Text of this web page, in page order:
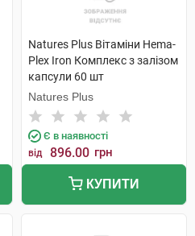
Natures Plus Вітаміни Hema-
Plex Iron Комплекс з залізом
капсули 60 шт
Natures Plus
Є в наявності
від 896.00 грн
КУПИТИ